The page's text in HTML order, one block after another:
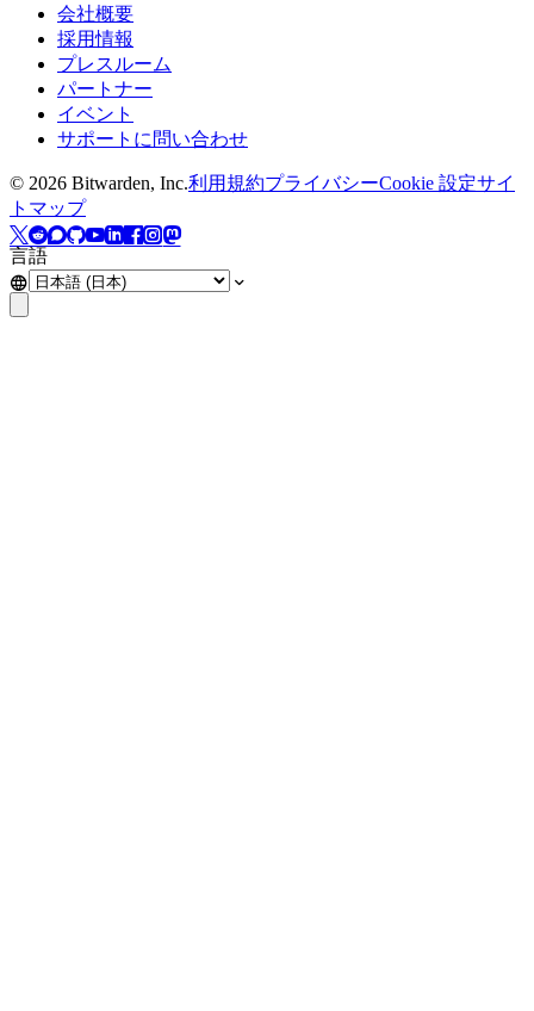
会社概要
採用情報
プレスルーム
パートナー
イベント
サポートに問い合わせ
© 2026 Bitwarden, Inc.利用規約プライバシーCookie 設定サイ
トマップ
言語